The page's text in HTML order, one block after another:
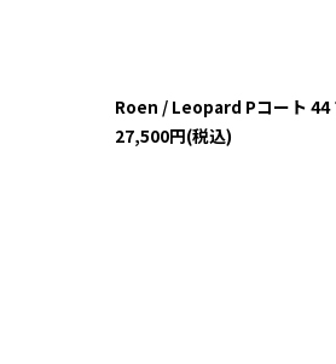
Roen / Leopard Pコート 44
27,500円(税込)